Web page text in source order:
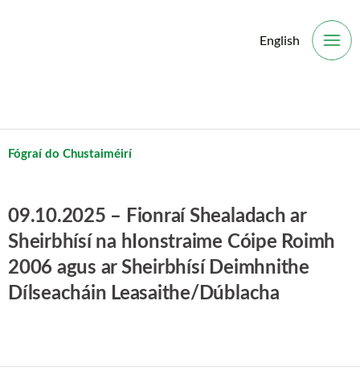
English
Fógraí do Chustaiméirí
09.10.2025 – Fionraí Shealadach ar
Sheirbhísí na hIonstraime Cóipe Roimh
2006 agus ar Sheirbhísí Deimhnithe
Dílseacháin Leasaithe/Dúblacha